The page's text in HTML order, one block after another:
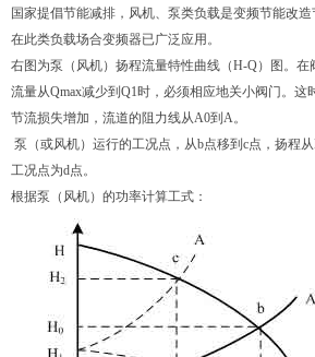
国家提倡节能减排，风机、泵类负载是变频节能改
在此类负载场合变频器已广泛应用。
右图为泵（风机）扬程流量特性曲线（H-Q）图。
流量从Qmax减少到Q1时，必须相应地关小阀门。这
节流损失增加，流道的阻力线从A0到A。
泵（或风机）运行的工况点，从b点移到c点，扬程
工况点为d点。
根据泵（风机）的功率计算工式：